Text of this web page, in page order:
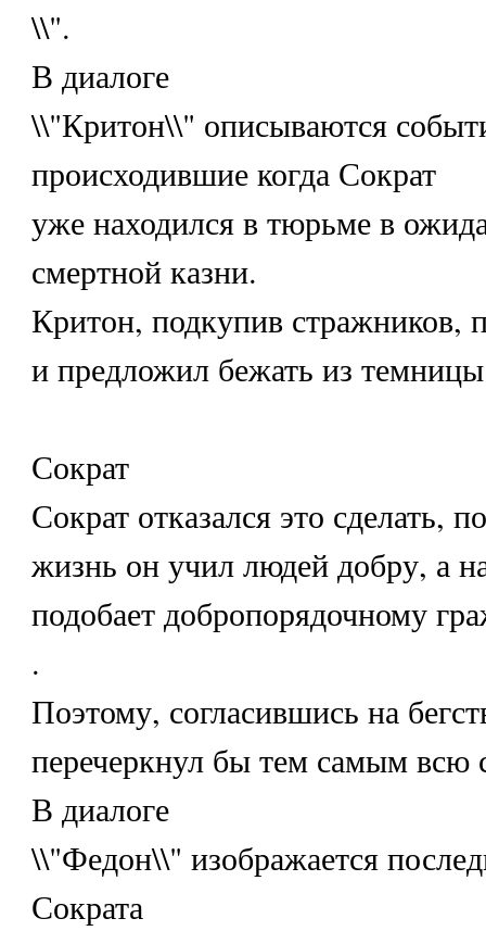
\\".
В диалоге
\\"Критон\\" описываются
происходившие когда Сократ
уже находился в тюрьме в
смертной казни.
Критон, подкупив стражников,
и предложил бежать из
Сократ
Сократ отказался это сделать,
жизнь он учил людей добру, а
подобает добропорядочному
.
Поэтому, согласившись на
перечеркнул бы тем самым всю
В диалоге
\\"Федон\\" изображается
Сократа